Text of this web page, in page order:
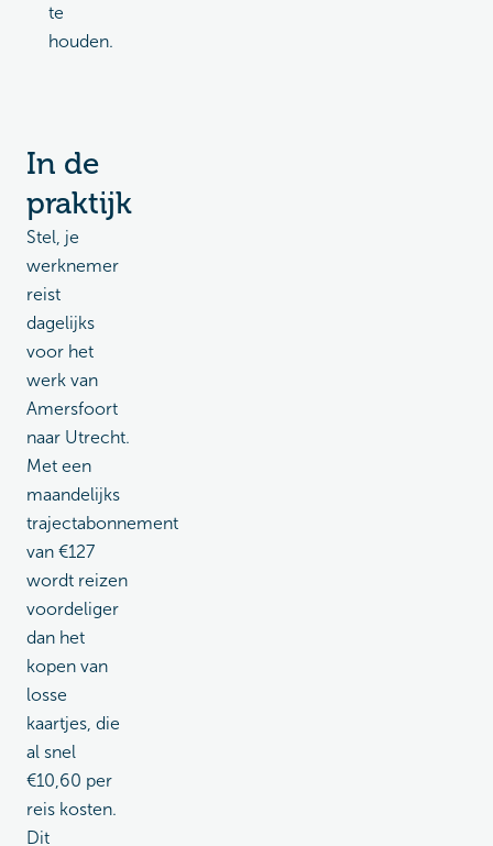
te
houden.
In de
praktijk
Stel, je
werknemer
reist
dagelijks
voor het
werk van
Amersfoort
naar Utrecht.
Met een
maandelijks
trajectabonnement
van €127
wordt reizen
voordeliger
dan het
kopen van
losse
kaartjes, die
al snel
€10,60 per
reis kosten.
Dit